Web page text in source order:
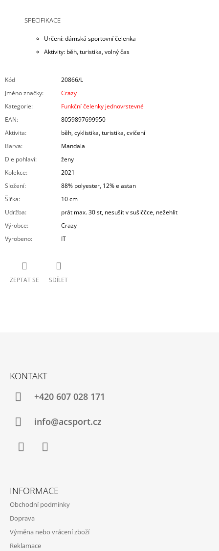
SPECIFIKACE
Určení: dámská sportovní čelenka
Aktivity: běh, turistika, volný čas
Kód
20866/L
Jméno značky:
Crazy
Kategorie:
Funkční čelenky jednovrstevné
EAN:
8059897699950
Aktivita:
běh, cyklistika, turistika, cvičení
Barva:
Mandala
Dle pohlaví:
ženy
Kolekce:
2021
Složení:
88% polyester, 12% elastan
Šířka:
10 cm
Udržba:
prát max. 30 st, nesušit v sušiččce, nežehlit
Výrobce:
Crazy
Vyrobeno: IT
ZEPTAT SE SDÍLET
KONTAKT
+420 607 028 171
info@acsport.cz
INFORMACE
Obchodní podmínky
Doprava
Výměna nebo vrácení zboží
Reklamace